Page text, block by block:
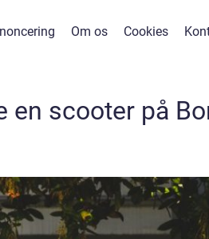
Om os Cookies
en scooter på